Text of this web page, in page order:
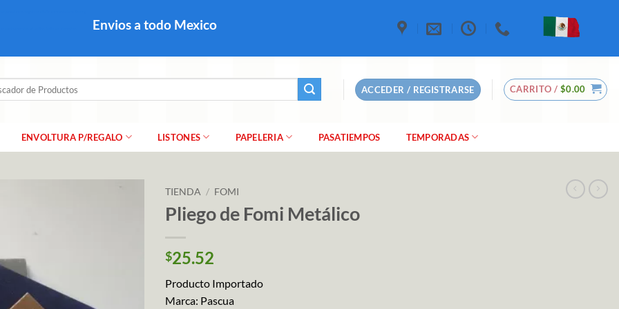
Envios a todo Mexico
ACCEDER / REGISTRARSE CARRITO / $0.00
ENVOLTURA P/REGALO LISTONES PAPELERIA PASATIEMPOS TEMPORADAS
TIENDA / FOMI
Pliego de Fomi Metálico
$25.52
Producto Importado
Marca: Pascua